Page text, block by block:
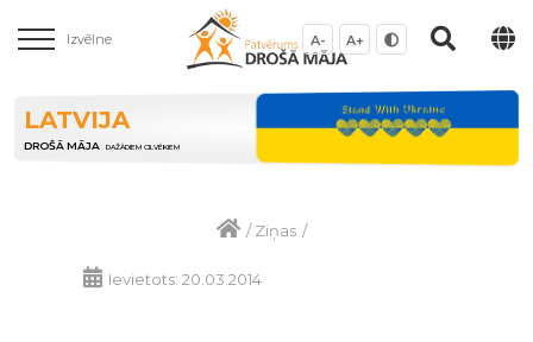
Izvēlne A- A+
LATVIJA
DROŠĀ MĀJA DAŽĀDIEM CILVĒKIEM
/Ziņas /
Ievietots: 20.03.2014